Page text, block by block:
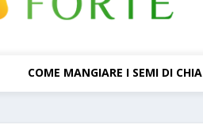
COME MANGIARE I SEMI DI CHIA